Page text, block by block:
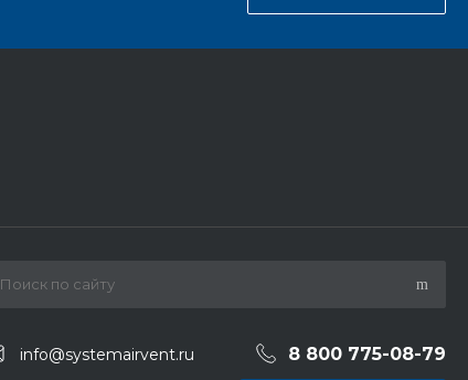
info@systemairvent.ru 8 800 775-08-79